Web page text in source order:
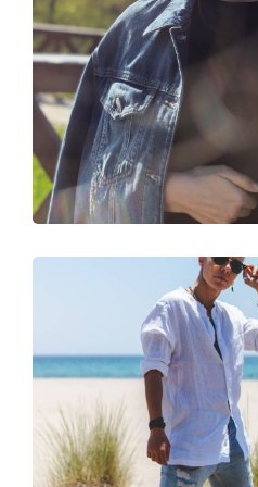
Ширина:
Длина дужки:
Ширина моста:
Вес:
Регулируемые носоупоры:
Аксессуары
Футляр:
Салфетка для чистки:
Категория:
Бренд:
Использование: